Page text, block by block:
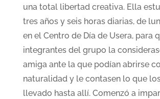
una total libertad creativa. Ella
tres años y seis horas diarias, de
en el Centro de Día de Usera, para
integrantes del grupo la
amiga ante la que podían abrirse
naturalidad y le contasen lo que
llevado hasta allí. Comenzó a